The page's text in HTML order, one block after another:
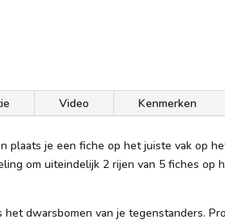
Video Kenmerken
plaats je een fiche op het juiste vak op
om uiteindelijk 2 rijen van 5 fiches
dwarsbomen van je tegenstanders.